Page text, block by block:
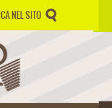
NEL SITO